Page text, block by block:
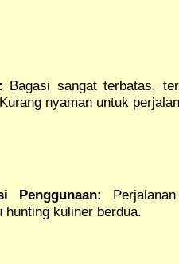
Bagasi sangat terbatas,
nyaman untuk
Penggunaan:
hunting kuliner berdua.